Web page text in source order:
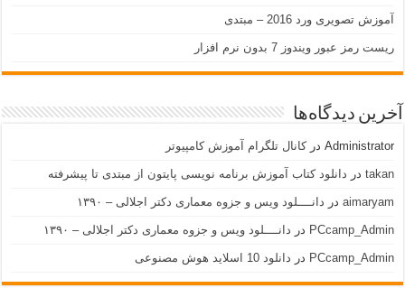
آموزش تصویری ورد 2016 – مبتدی
ریست رمز عبور ویندوز 7 بدون نرم افزار
آخرین دیدگاه‌ها
Administrator درکانال تلگرام آموزش کامپیوتر
takan در دانلود کتاب آموزش برنامه نویسی پایتون از مبتدی تا پیشرفته
aimaryam در دانــــلود ویس و جزوه معماری دکتر اجلالی – ۱۳۹۰
PCcamp_Admin در دانــــلود ویس و جزوه معماری دکتر اجلالی – ۱۳۹۰
PCcamp_Admin در دانلود 10 اسلاید هوش مصنوعی